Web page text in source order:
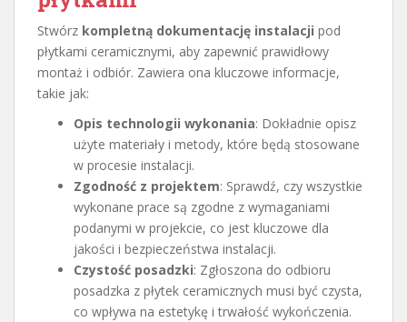
Stwórz kompletną dokumentację instalacji pod
płytkami ceramicznymi, aby zapewnić prawidłowy
montaż i odbiór. Zawiera ona kluczowe informacje,
takie jak:
Opis technologii wykonania: Dokładnie opisz
użyte materiały i metody, które będą stosowane
w procesie instalacji.
Zgodność z projektem: Sprawdź, czy wszystkie
wykonane prace są zgodne z wymaganiami
podanymi w projekcie, co jest kluczowe dla
jakości i bezpieczeństwa instalacji.
Czystość posadzki: Zgłoszona do odbioru
posadzka z płytek ceramicznych musi być czysta,
co wpływa na estetykę i trwałość wykończenia.